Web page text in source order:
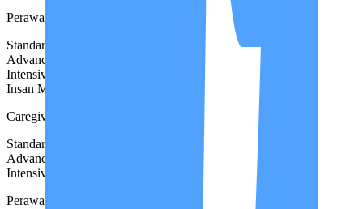
Perawat STR
Standard
Advanced
Intensive
Insan Medika Premium
Caregiver
Standard
Advanced
Intensive
Perawat Non STR